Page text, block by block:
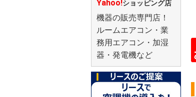
Yahoo!ショッピング店
機器の販売専門店！
ルームエアコン・業
務用エアコン・加湿
器・発電機など